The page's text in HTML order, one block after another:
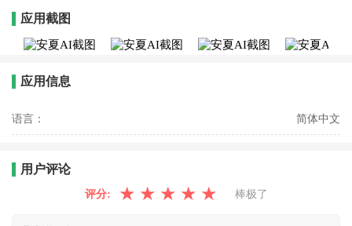
应用截图
应用信息
语言： 简体中文
用户评论
评分: ★ ★ ★ ★ ★ 棒极了